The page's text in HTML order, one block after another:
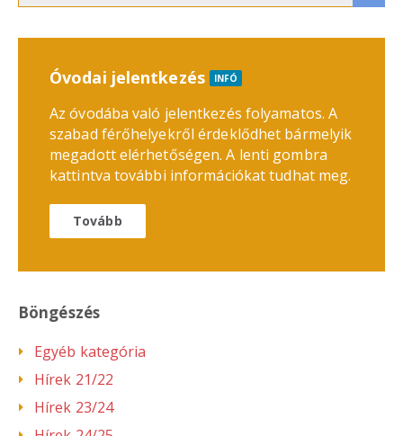
Óvodai jelentkezés INFÓ
Az óvodába való jelentkezés folyamatos. A
szabad férőhelyekről érdeklődhet bármelyik
megadott elérhetőségen. A lenti gombra
kattintva további információkat tudhat meg.
Tovább
Böngészés
Egyéb kategória
Hírek 21/22
Hírek 23/24